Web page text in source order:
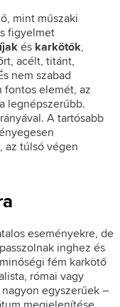
mint műszaki
figyelmet
és karkötők,
acélt, titánt,
nem szabad
fontos elemét, az
legnépszerűbb.
A tartósabb
az túlsó végen
eseményekre, de
inghez és
fém karkötő
római vagy
egyszerűek –